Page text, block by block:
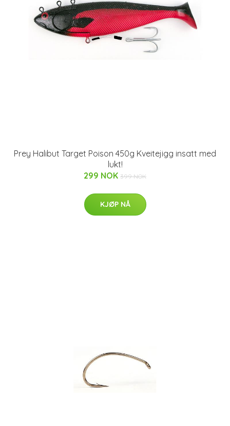
Prey Halibut Target Poison 450g Kveitejigg insatt med
lukt!
299 NOK 399 NOK
KJØP NÅ